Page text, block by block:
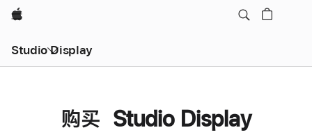
Apple
Studio Display
购买 Studio Display